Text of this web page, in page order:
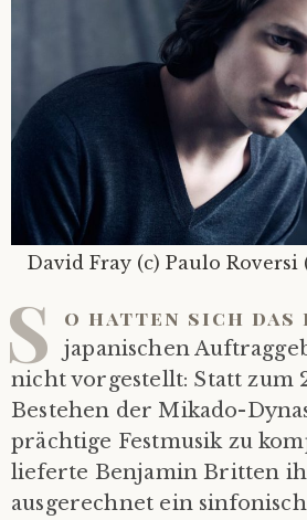
David Fray (c) Paulo
S o hatten sich das
japanischen
nicht vorgestellt: Statt zum
Bestehen der Mikado-
prächtige Festmusik zu
lieferte Benjamin Britten
ausgerechnet ein